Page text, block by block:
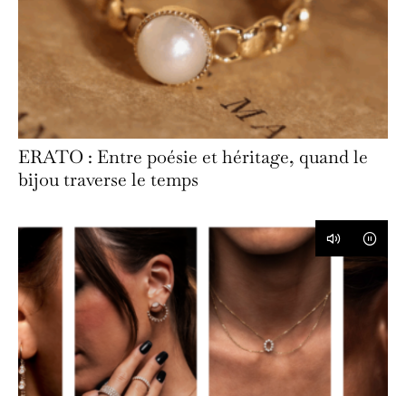
ERATO : Entre poésie et héritage, quand le
bijou traverse le temps